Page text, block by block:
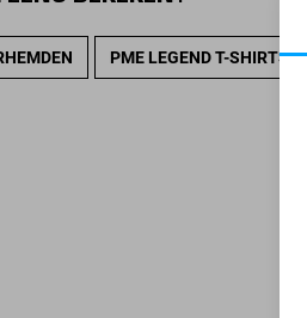
PME LEGEND T-SHIRTS